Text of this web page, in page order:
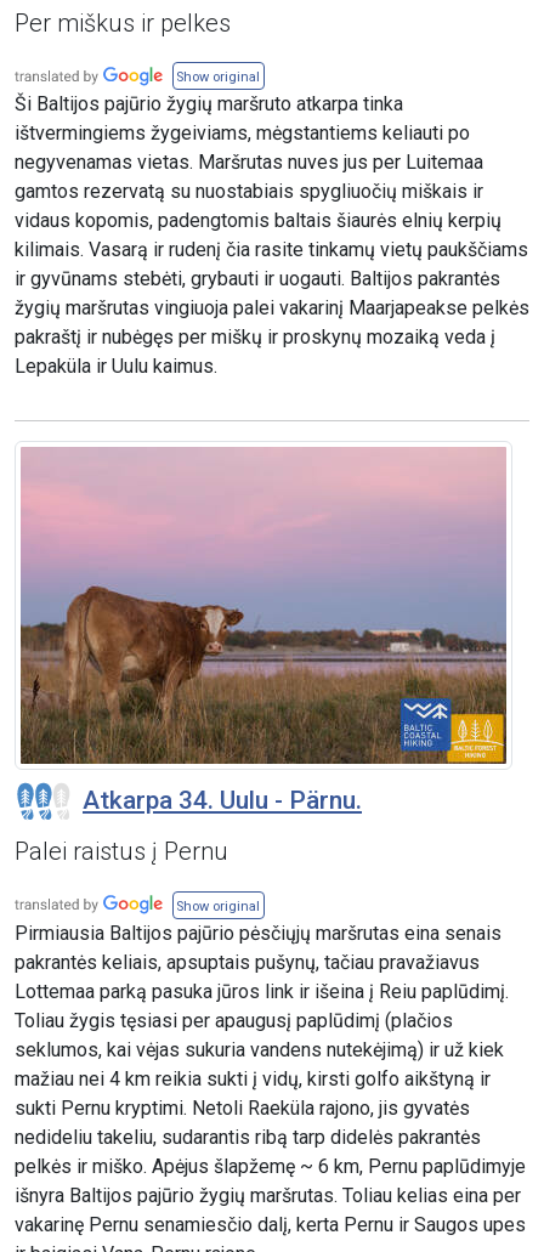
Per miškus ir pelkes
Show original
Ši Baltijos pajūrio žygių maršruto atkarpa tinka
ištvermingiems žygeiviams, mėgstantiems keliauti po
negyvenamas vietas. Maršrutas nuves jus per Luitemaa
gamtos rezervatą su nuostabiais spygliuočių miškais ir
vidaus kopomis, padengtomis baltais šiaurės elnių kerpių
kilimais. Vasarą ir rudenį čia rasite tinkamų vietų paukščiams
ir gyvūnams stebėti, grybauti ir uogauti. Baltijos pakrantės
žygių maršrutas vingiuoja palei vakarinį Maarjapeakse pelkės
pakraštį ir nubėgęs per miškų ir proskynų mozaiką veda į
Lepaküla ir Uulu kaimus.
Atkarpa 34. Uulu - Pärnu.
Palei raistus į Pernu
Show original
Pirmiausia Baltijos pajūrio pėsčiųjų maršrutas eina senais
pakrantės keliais, apsuptais pušynų, tačiau pravažiavus
Lottemaa parką pasuka jūros link ir išeina į Reiu paplūdimį.
Toliau žygis tęsiasi per apaugusį paplūdimį (plačios
seklumos, kai vėjas sukuria vandens nutekėjimą) ir už kiek
mažiau nei 4 km reikia sukti į vidų, kirsti golfo aikštyną ir
sukti Pernu kryptimi. Netoli Raeküla rajono, jis gyvatės
nedideliu takeliu, sudarantis ribą tarp didelės pakrantės
pelkės ir miško. Apėjus šlapžemę ~ 6 km, Pernu paplūdimyje
išnyra Baltijos pajūrio žygių maršrutas. Toliau kelias eina per
vakarinę Pernu senamiesčio dalį, kerta Pernu ir Saugos upes